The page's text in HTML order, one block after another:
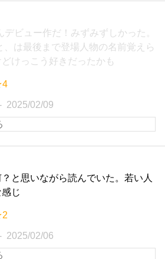
デビュー作だ！みずみずしかった。
、は最後まで登場人物の名前覚えら
けっこう好きだったかも
2025/02/09
と思いながら読んでいた。若い人
じ
2025/02/06